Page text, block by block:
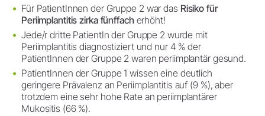
Für PatientInnen der Gruppe 2 war das Risiko für
Periimplantitis zirka fünffacherhöht!
Jede/r dritte PatientIn der Gruppe 2 wurde mit
Periimplantitis diagnostiziert und nur 4 % der
PatientInnen der Gruppe 2 waren periimplantär gesund.
PatientInnen der Gruppe 1 wissen eine deutlich
geringere Prävalenz an Periimplantitis auf (9 %), aber
trotzdem eine sehr hohe Rate an periimplantärer
Mukositis (66 %).